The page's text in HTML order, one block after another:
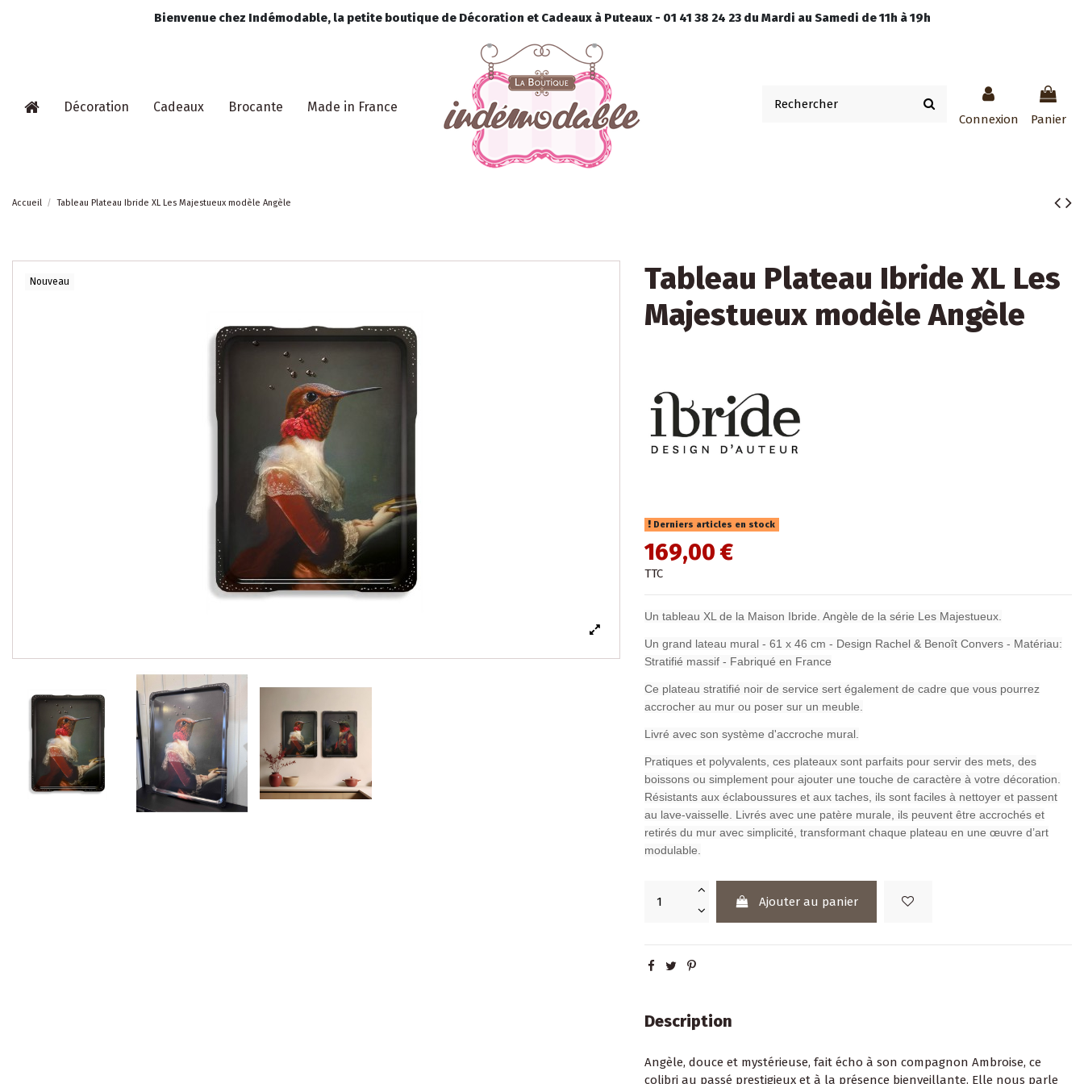
Bienvenue chez Indémodable, la petite boutique de Décoration et Cadeaux à Puteaux - 01 41 38 24 23 du Mardi au Samedi de 11h à 19h
Décoration Cadeaux Brocante Made in France
Connexion Panier
Accueil Tableau Plateau Ibride XL Les Majestueux modèle Angèle
Nouveau
Tableau Plateau Ibride XL Les
Majestueux modèle Angèle
Derniers articles en stock
169,00 €
TTC
Un tableau XL de la Maison Ibride. Angèle de la série Les Majestueux.
Un grand lateau mural - 61 x 46 cm - Design Rachel & Benoît Convers - Matériau:
Stratifié massif - Fabriqué en France
Ce plateau stratifié noir de service sert également de cadre que vous pourrez
accrocher au mur ou poser sur un meuble.
Livré avec son système d'accroche mural.
Pratiques et polyvalents, ces plateaux sont parfaits pour servir des mets, des
boissons ou simplement pour ajouter une touche de caractère à votre décoration.
Résistants aux éclaboussures et aux taches, ils sont faciles à nettoyer et passent
au lave-vaisselle. Livrés avec une patère murale, ils peuvent être accrochés et
retirés du mur avec simplicité, transformant chaque plateau en une œuvre d’art
modulable.
Ajouter au panier
Description
Angèle, douce et mystérieuse, fait écho à son compagnon Ambroise, ce
colibri au passé prestigieux et à la présence bienveillante. Elle nous parle